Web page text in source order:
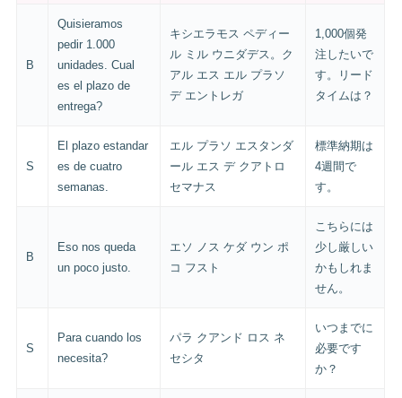
B
Quisieramos
pedir 1.000
unidades. Cual
es el plazo de
entrega?
キシエラモス ペディー
ル ミル ウニダデス。ク
アル エス エル プラソ
デ エントレガ
1,000個発
注したいで
す。リード
タイムは？
S
El plazo estandar
es de cuatro
semanas.
エル プラソ エスタンダ
ール エス デ クアトロ
セマナス
標準納期は
4週間で
す。
B
Eso nos queda
un poco justo.
エソ ノス ケダ ウン ポ
コ フスト
こちらには
少し厳しい
かもしれま
せん。
S
Para cuando los
necesita?
パラ クアンド ロス ネ
セシタ
いつまでに
必要です
か？